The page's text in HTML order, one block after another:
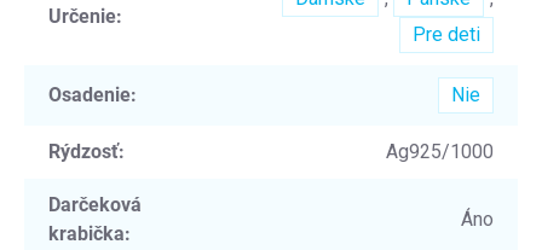
Určenie:
Pre deti
Osadenie: Nie
Rýdzosť: Ag925/1000
Darčeková
krabička:
Áno